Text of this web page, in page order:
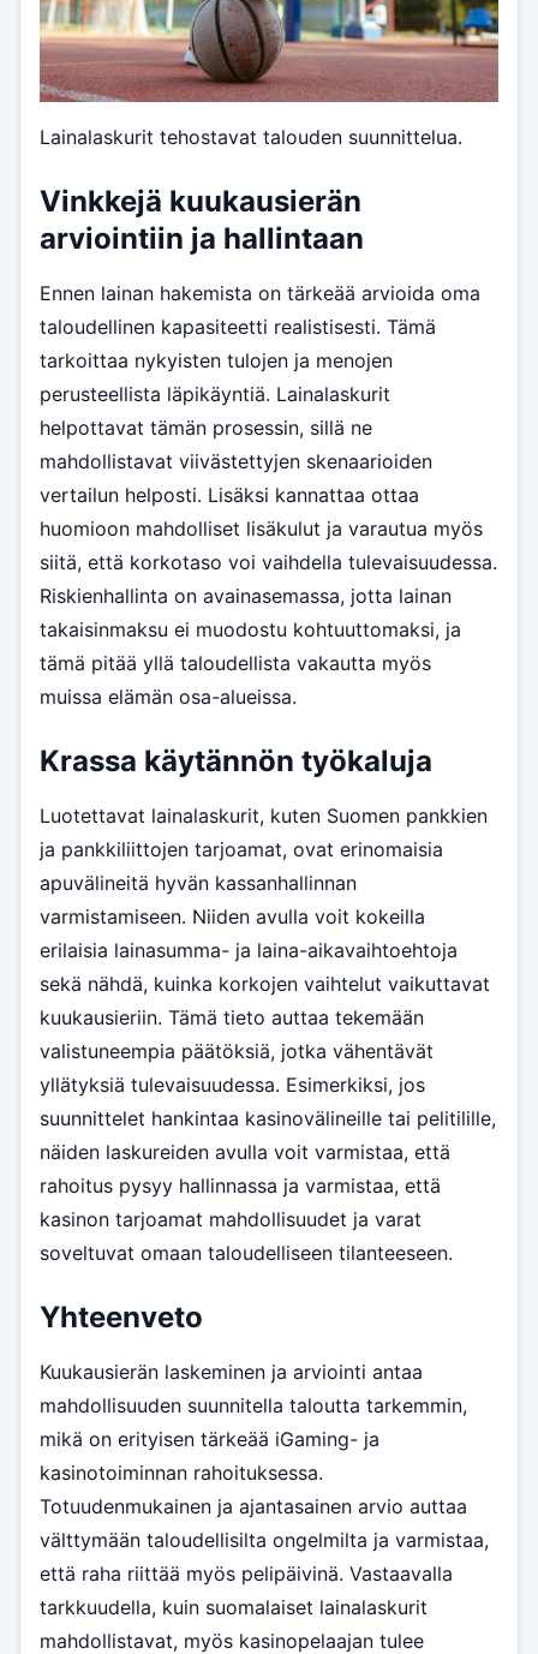
Lainalaskurit tehostavat talouden suunnittelua.
Vinkkejä kuukausierän
arviointiin ja hallintaan
Ennen lainan hakemista on tärkeää arvioida oma
taloudellinen kapasiteetti realistisesti. Tämä
tarkoittaa nykyisten tulojen ja menojen
perusteellista läpikäyntiä. Lainalaskurit
helpottavat tämän prosessin, sillä ne
mahdollistavat viivästettyjen skenaarioiden
vertailun helposti. Lisäksi kannattaa ottaa
huomioon mahdolliset lisäkulut ja varautua myös
siitä, että korkotaso voi vaihdella tulevaisuudessa.
Riskienhallinta on avainasemassa, jotta lainan
takaisinmaksu ei muodostu kohtuuttomaksi, ja
tämä pitää yllä taloudellista vakautta myös
muissa elämän osa-alueissa.
Krassa käytännön työkaluja
Luotettavat lainalaskurit, kuten Suomen pankkien
ja pankkiliittojen tarjoamat, ovat erinomaisia
apuvälineitä hyvän kassanhallinnan
varmistamiseen. Niiden avulla voit kokeilla
erilaisia lainasumma- ja laina-aikavaihtoehtoja
sekä nähdä, kuinka korkojen vaihtelut vaikuttavat
kuukausieriin. Tämä tieto auttaa tekemään
valistuneempia päätöksiä, jotka vähentävät
yllätyksiä tulevaisuudessa. Esimerkiksi, jos
suunnittelet hankintaa kasinovälineille tai pelitilille,
näiden laskureiden avulla voit varmistaa, että
rahoitus pysyy hallinnassa ja varmistaa, että
kasinon tarjoamat mahdollisuudet ja varat
soveltuvat omaan taloudelliseen tilanteeseen.
Yhteenveto
Kuukausierän laskeminen ja arviointi antaa
mahdollisuuden suunnitella taloutta tarkemmin,
mikä on erityisen tärkeää iGaming- ja
kasinotoiminnan rahoituksessa.
Totuudenmukainen ja ajantasainen arvio auttaa
välttymään taloudellisilta ongelmilta ja varmistaa,
että raha riittää myös pelipäivinä. Vastaavalla
tarkkuudella, kuin suomalaiset lainalaskurit
mahdollistavat, myös kasinopelaajan tulee